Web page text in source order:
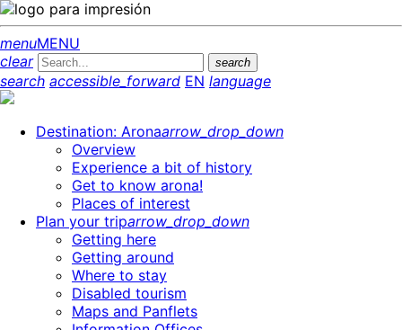
menuMENU
clear
search
search accessible_forward EN language
Destination: Aronaarrow_drop_down
Overview
Experience a bit of history
Get to know arona!
Places of interest
Plan your triparrow_drop_down
Getting here
Getting around
Where to stay
Disabled tourism
Maps and Panflets